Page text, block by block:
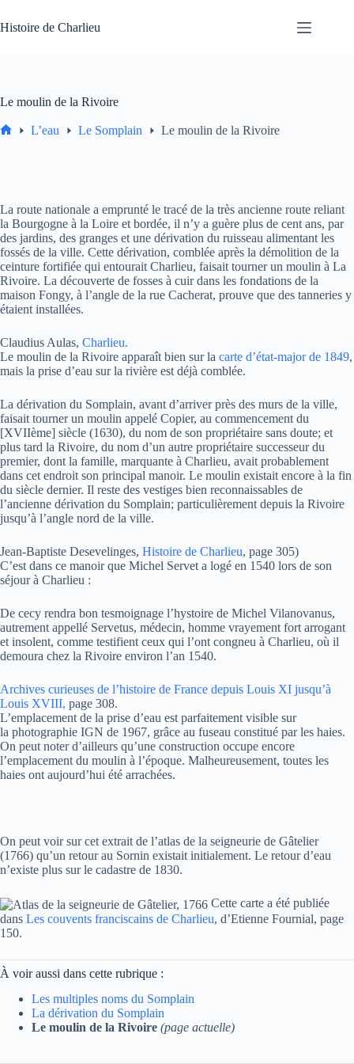
au
contenu
Histoire de Charlieu
Le moulin de la Rivoire
L’eau Le Somplain Le moulin de la Rivoire
La route nationale a emprunté le tracé de la très ancienne route reliant
la Bourgogne à la Loire et bordée, il n’y a guère plus de cent ans, par
des jardins, des granges et une dérivation du ruisseau alimentant les
fossés de la ville. Cette dérivation, comblée après la démolition de la
ceinture fortifiée qui entourait Charlieu, faisait tourner un moulin à La
Rivoire. La découverte de fosses à cuir dans les fondations de la
maison Fongy, à l’angle de la rue Cacherat, prouve que des tanneries y
étaient installées.
Claudius Aulas, Charlieu.
Le moulin de la Rivoire apparaît bien sur la carte d’état-major de 1849,
mais la prise d’eau sur la rivière est déjà comblée.
La dérivation du Somplain, avant d’arriver près des murs de la ville,
faisait tourner un moulin appelé Copier, au commencement du
[XVIIème] siècle (1630), du nom de son propriétaire sans doute; et
plus tard la Rivoire, du nom d’un autre propriétaire successeur du
premier, dont la famille, marquante à Charlieu, avait probablement
dans cet endroit son principal manoir. Le moulin existait encore à la fin
du siècle dernier. Il reste des vestiges bien reconnaissables de
l’ancienne dérivation du Somplain; particulièrement depuis la Rivoire
jusqu’à l’angle nord de la ville.
Jean-Baptiste Desevelinges, Histoire de Charlieu, page 305)
C’est dans ce manoir que Michel Servet a logé en 1540 lors de son
séjour à Charlieu :
De cecy rendra bon tesmoignage l’hystoire de Michel Vilanovanus,
autrement appellé Servetus, médecin, homme vrayement fort arrogant
et insolent, comme testifient ceux qui l’ont congneu à Charlieu, où il
demoura chez la Rivoire environ l’an 1540.
Archives curieuses de l’histoire de France depuis Louis XI jusqu’à
Louis XVIII, page 308.
L’emplacement de la prise d’eau est parfaitement visible sur
la photographie IGN de 1967, grâce au fuseau constitué par les haies.
On peut noter d’ailleurs qu’une construction occupe encore
l’emplacement du moulin à l’époque. Malheureusement, toutes les
haies ont aujourd’hui été arrachées.
On peut voir sur cet extrait de l’atlas de la seigneurie de Gâtelier
(1766) qu’un retour au Sornin existait initialement. Le retour d’eau
n’existe plus sur le cadastre de 1830.
Cette carte a été publiée
dans Les couvents franciscains de Charlieu, d’Etienne Fournial, page
150.
À voir aussi dans cette rubrique :
Les multiples noms du Somplain
La dérivation du Somplain
Le moulin de la Rivoire (page actuelle)